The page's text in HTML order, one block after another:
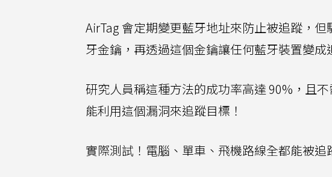
AirTag 會定期變更藍牙地址來防止被追蹤，
牙金鑰，再透過這個金鑰讓任何藍牙裝置變成
研究人員稱這種方法的成功率高達 90%，且
能利用這個漏洞來追蹤目標！
實際測試！電腦、單車、飛機路線全都能被追